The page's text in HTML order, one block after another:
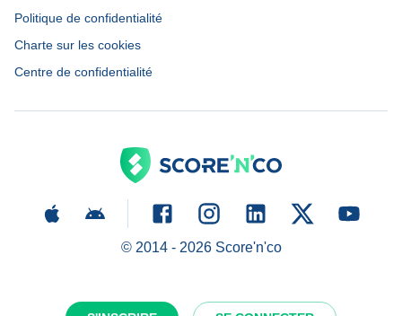
Politique de confidentialité
Charte sur les cookies
Centre de confidentialité
© 2014 - 2026Score'n'co